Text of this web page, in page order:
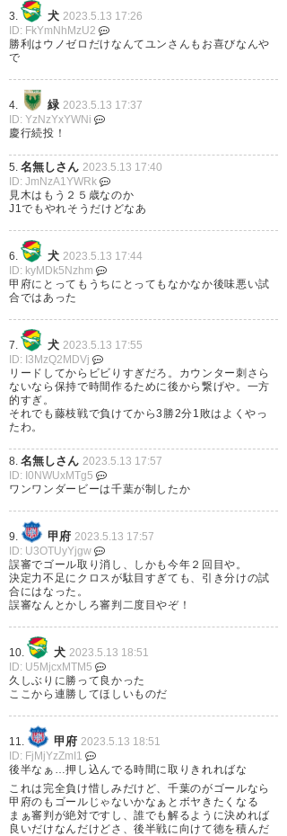
ウノゼロでしか勝てないチーム
ことジェフ千葉
— 月見里 (yamanasigure)
2023, 5月 13
した事で押し込まれたけど、ア
ンドリュー入れてフォーメーシ
ョン戻したらガチっと安定した
よね。 それと、章太の1mm()が
デカかった！！ #jefunited
https://t.co/hqRBmFVwDF
— とーわ🐶 (towa_jef41)2023,
5月 13
見木のよーーーーやくの初ゴー
ル！ 長崎戦以来のアウェイでの
勝利！ 相性のよい甲府ホームで
の勝利！！ 気持ち良いから今日
は宴じゃぁ〜♩ #jefunited
— Yoshi31 (tekitoYoshi)
5月 13
勝利のオブラディ！
体幹強いのか案外一対一の守備でコンタクトプレー
やってもボール取れたりするし
ただ物足りないって意見も分かる
J2だからスピードだけである程度通用してるんだろ
うなって言うのは思うことある、これから伸びるの
かもしれないけど
ウチは強敵には何とか戦えるイメージ
イメージだけかも知れんが
3. 犬 2023.5.13 17:26
ID: FkYmNhMzU2
勝利はウノゼロだけなんてユンさんもお喜びなんや
で
4. 緑 2023.5.13 17:37
ID: YzNzYxYWNi
慶行続投！
5. 名無しさん 2023.5.13 17:40
ID: JmNzA1YWRk
見木はもう２５歳なのか
J1でもやれそうだけどなあ
6. 犬 2023.5.13 17:44
ID: kyMDk5Nzhm
甲府にとってもうちにとってもなかなか後味悪い試
合ではあった
7. 犬 2023.5.13 17:55
ID: I3MzQ2MDVj
リードしてからビビりすぎだろ。カウンター刺さら
ないなら保持で時間作るために後から繋げや。一方
的すぎ。
それでも藤枝戦で負けてから3勝2分1敗はよくやっ
たわ。
8. 名無しさん 2023.5.13 17:57
ID: I0NWUxMTg5
ワンワンダービーは千葉が制したか
9. 甲府 2023.5.13 17:57
ID: U3OTUyYjgw
誤審でゴール取り消し、しかも今年２回目や。
決定力不足にクロスが駄目すぎても、引き分けの試
合にはなった。
誤審なんとかしろ審判二度目やぞ！
10. 犬 2023.5.13 18:51
ID: U5MjcxMTM5
久しぶりに勝って良かった
ここから連勝してほしいものだ
11. 甲府 2023.5.13 18:51
ID: FjMjYzZmI1
後半なぁ…押し込んでる時間に取りきれればな
これは完全負け惜しみだけど、千葉のがゴールなら
甲府のもゴールじゃないかなぁとボヤきたくなる
まぁ審判が絶対ですし、誰でも解るように決めれば
良いだけなんだけどさ、後半戦に向けて徳を積んだ